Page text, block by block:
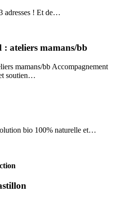
adresses ! Et de…
: ateliers mamans/bb
mamans/bb Accompagnement
soutien…
bio 100% naturelle et…